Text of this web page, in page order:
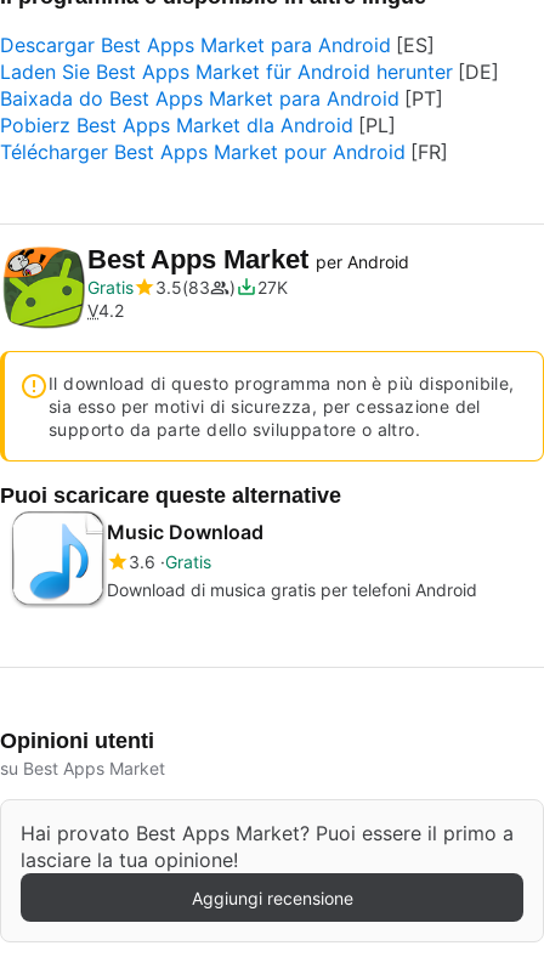
Descargar Best Apps Market para Android
Laden Sie Best Apps Market für Android herunter
Baixada do Best Apps Market para Android
Pobierz Best Apps Market dla Android
Télécharger Best Apps Market pour Android
Best Apps Market per Android
Gratis
3.5 83
27K
V4.2
Il download di questo programma non è più disponibile,
sia esso per motivi di sicurezza, per cessazione del
supporto da parte dello sviluppatore o altro.
Puoi scaricare queste alternative
Music Download
3.6 Gratis
Download di musica gratis per telefoni Android
Opinioni utenti
su Best Apps Market
Hai provato Best Apps Market? Puoi essere il primo a
lasciare la tua opinione!
Aggiungi recensione